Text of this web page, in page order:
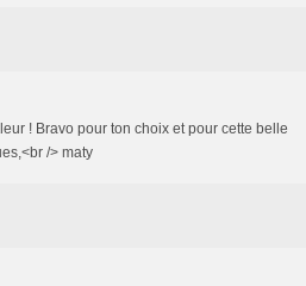
! Bravo pour ton choix et pour cette belle
/> maty